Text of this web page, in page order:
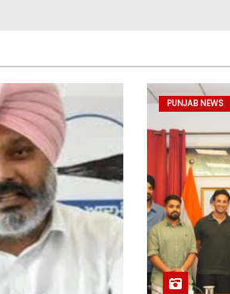
PUNJAB NEWS